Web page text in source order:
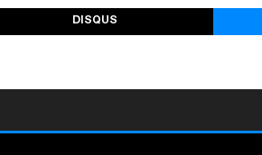
DISQUS